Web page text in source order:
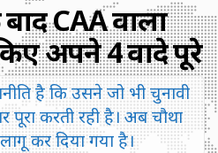
CAA वाला
ने किए अपने 4 वादे पूरे
है कि उसने जो भी चुनावी
पूरा करती रही है। अब चौथा
कर दिया गया है।